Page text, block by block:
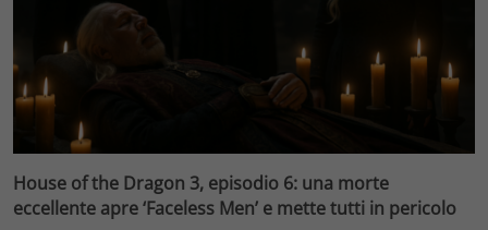
House of the Dragon 3, episodio 6: una morte
eccellente apre ‘Faceless Men’ e mette tutti in pericolo